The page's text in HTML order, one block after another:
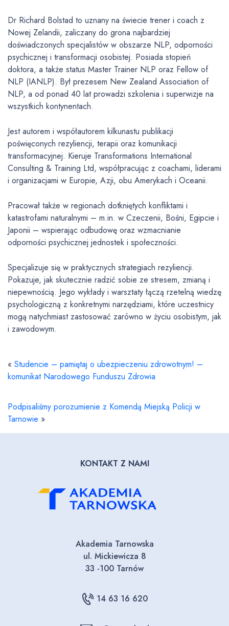
Dr Richard Bolstad to uznany na świecie trener i coach z
Nowej Zelandii, zaliczany do grona najbardziej
doświadczonych specjalistów w obszarze NLP, odporności
psychicznej i transformacji osobistej. Posiada stopień
doktora, a także status Master Trainer NLP oraz Fellow of
NLP (IANLP). Był prezesem New Zealand Association of
NLP, a od ponad 40 lat prowadzi szkolenia i superwizje na
wszystkich kontynentach.
Jest autorem i współautorem kilkunastu publikacji
poświęconych rezyliencji, terapii oraz komunikacji
transformacyjnej. Kieruje Transformations International
Consulting & Training Ltd, współpracując z coachami, liderami
i organizacjami w Europie, Azji, obu Amerykach i Oceanii.
Pracował także w regionach dotkniętych konfliktami i
katastrofami naturalnymi – m.in. w Czeczenii, Bośni, Egipcie i
Japonii – wspierając odbudowę oraz wzmacnianie
odporności psychicznej jednostek i społeczności.
Specjalizuje się w praktycznych strategiach rezyliencji.
Pokazuje, jak skutecznie radzić sobie ze stresem, zmianą i
niepewnością. Jego wykłady i warsztaty łączą rzetelną wiedzę
psychologiczną z konkretnymi narzędziami, które uczestnicy
mogą natychmiast zastosować zarówno w życiu osobistym, jak
i zawodowym.
« Studencie – pamiętaj o ubezpieczeniu zdrowotnym! –
komunikat Narodowego Funduszu Zdrowia
Podpisaliśmy porozumienie z Komendą Miejską Policji w
Tarnowie »
KONTAKT Z NAMI
Akademia Tarnowska
ul. Mickiewicza 8
33 -100 Tarnów
14 63 16 620